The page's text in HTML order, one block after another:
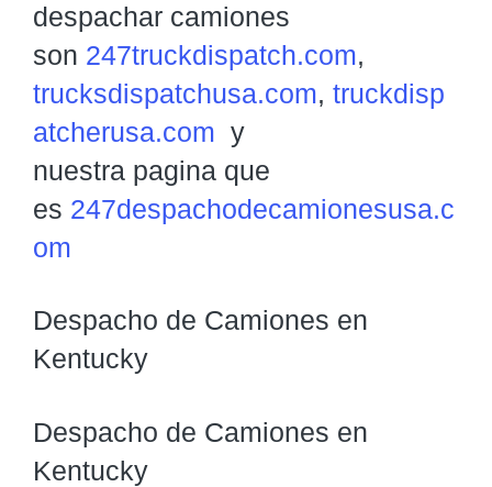
despachar camiones
son 247truckdispatch.com,
trucksdispatchusa.com, truckdisp
atcherusa.com y
nuestra pagina que
es 247despachodecamionesusa.c
om
Despacho de Camiones en
Kentucky
Despacho de Camiones en
Kentucky